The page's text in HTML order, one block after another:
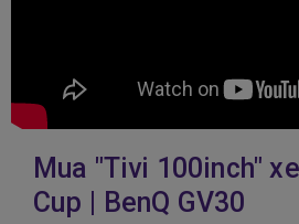
Mua "Tivi 100inch"
Cup | BenQ GV30